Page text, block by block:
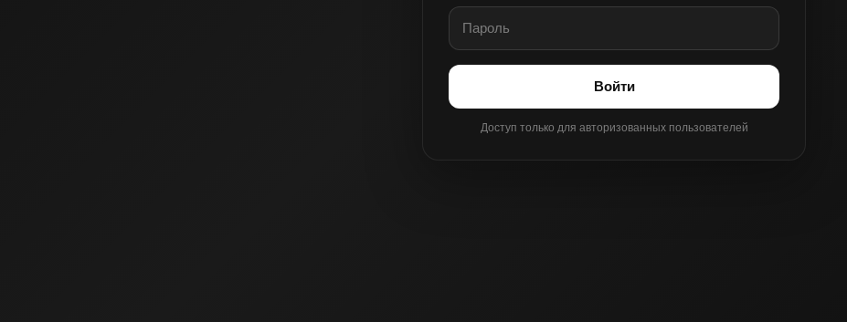
Войти
Доступ только для авторизованных пользователей